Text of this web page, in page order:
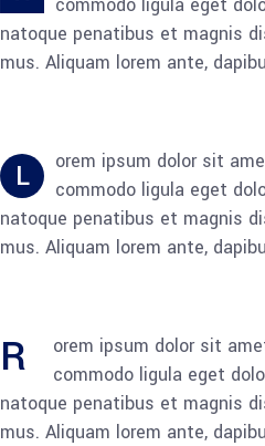
natoque penatibus et magnis
mus. Aliquam lorem ante,
L
orem ipsum dolor sit
commodo ligula eget
natoque penatibus et magnis
mus. Aliquam lorem ante,
R
orem ipsum dolor sit
commodo ligula eget
natoque penatibus et magnis
mus. Aliquam lorem ante,